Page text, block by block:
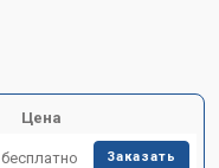
Цена
бесплатно Заказать